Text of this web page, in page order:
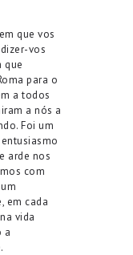
que vos
vos
que
para o
a todos
a nós a
Foi um
arde nos
com
em cada
vida
a